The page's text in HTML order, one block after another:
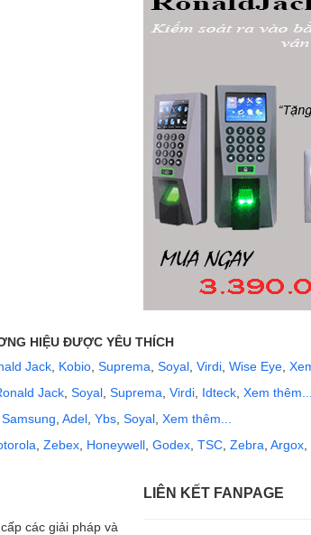
HIỆU ĐƯỢC YÊU THÍCH
Jack Kobio Suprema Soyal Virdi Wise Eye
Jack Soyal Suprema Virdi Idteck Xem thêm...
Samsung Adel Ybs Soyal Xem thêm...
Zebex Honeywell Godex TSC Zebra Argox
các giải pháp và
LIÊN KẾT FANPAGE